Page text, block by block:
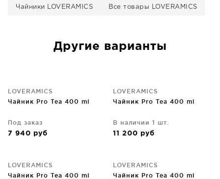
Чайники LOVERAMICS Все товары LOVERAMICS
Другие варианты
LOVERAMICS
Чайник Pro Tea 400 ml
Под заказ
7 940 руб
LOVERAMICS
Чайник Pro Tea 400 ml
В наличии 1 шт.
11 200 руб
LOVERAMICS
Чайник Pro Tea 400 ml
LOVERAMICS
Чайник Pro Tea 400 ml